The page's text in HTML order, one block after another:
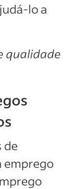
lo a
qualidade
de
emprego